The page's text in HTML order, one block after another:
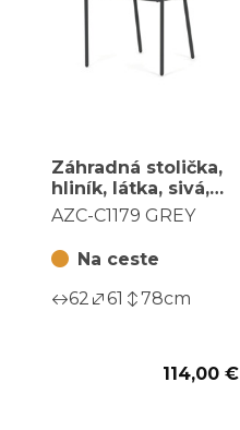
Záhradná stolička,
hliník, látka, sivá,
AZC-C1179 GREY
AZC-C1179 GREY
Na ceste
62
61 78cm
114,00 €